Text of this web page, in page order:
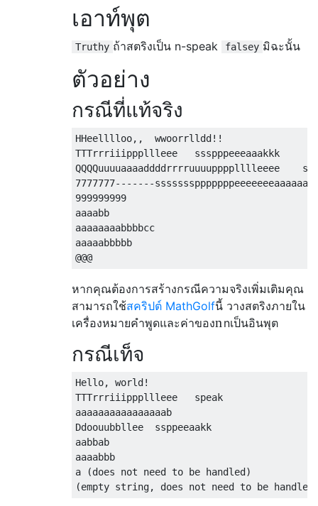
เอาท์พุต
Truthy ถ้าสตริงเป็น n-speak falsey มิฉะนั้น
ตัวอย่าง
กรณีที่แท้จริง
HHeelllloo,,  wwoorrlldd!!
TTTrrriiipppllleee   ssspppeeeaaakkk
QQQQuuuuaaaaddddrrrruuuupppplllleeee
7777777-------
999999999
aaaabb
aaaaaaaabbbbcc
aaaaabbbbb
หากคุณต้องการสร้างกรณีความจริงเพิ่มเติมคุณ
สามารถใช้สคริปต์ MathGolfนี้ วางสตริงภายใน
เครื่องหมายคำพูดและค่าของn nเป็นอินพุต
กรณีเท็จ
Hello, world!
TTTrrriiipppllleee   speak
aaaaaaaaaaaaaaaab
Ddoouubbllee  ssppeeaakk
aabbab
aaaabbb
a (does not need to be handled)